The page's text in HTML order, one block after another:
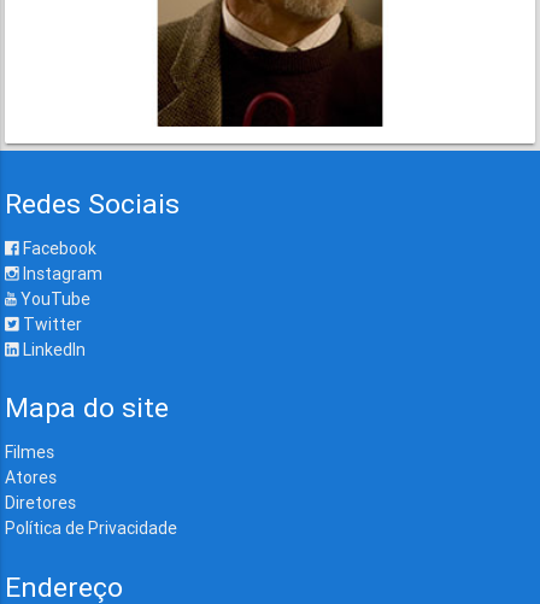
Redes Sociais
Facebook
Instagram
YouTube
Twitter
LinkedIn
Mapa do site
Filmes
Atores
Diretores
Política de Privacidade
Endereço